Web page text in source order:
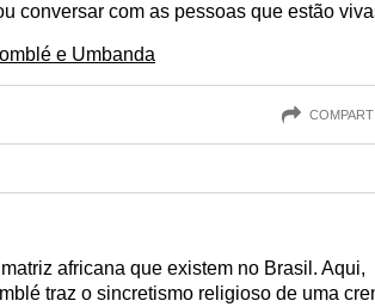
conversar com as pessoas que estão
e Umbanda
africana que existem no Brasil. Aqui,
traz o sincretismo religioso de uma